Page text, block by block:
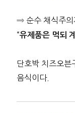
⇒ 순수 채식주의
“유제품은 먹되
단호박 치즈오븐
음식이다.